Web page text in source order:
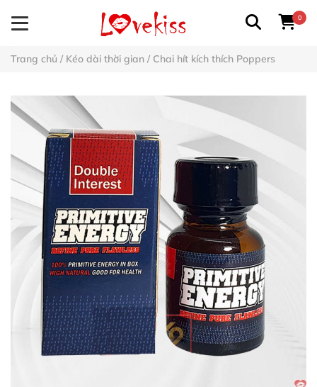
0
Trang chủ / Kéo dài thời gian / Chai hít kích thích Poppers